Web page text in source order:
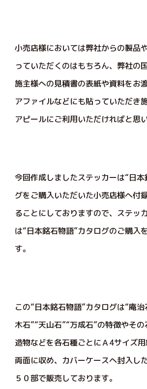
小売店様においては弊社からの製品
っていただくのはもちろん、弊社の
施主様への見積書の表紙や資料をお
アファイルなどにも貼っていただき
アピールにご利用いただければと思い
今回作成しましたステッカーは“日本
グをご購入いただいた小売店様へ付
ることにしておりますので、ステッ
は“日本銘石物語”カタログのご購入
す。
この“日本銘石物語”カタログは“庵
木石”“天山石”“万成石”の特徴やそ
造物などを各石種ごとにＡ4サイズ
両面に収め、カバーケースへ封入し
５０部で販売しております。